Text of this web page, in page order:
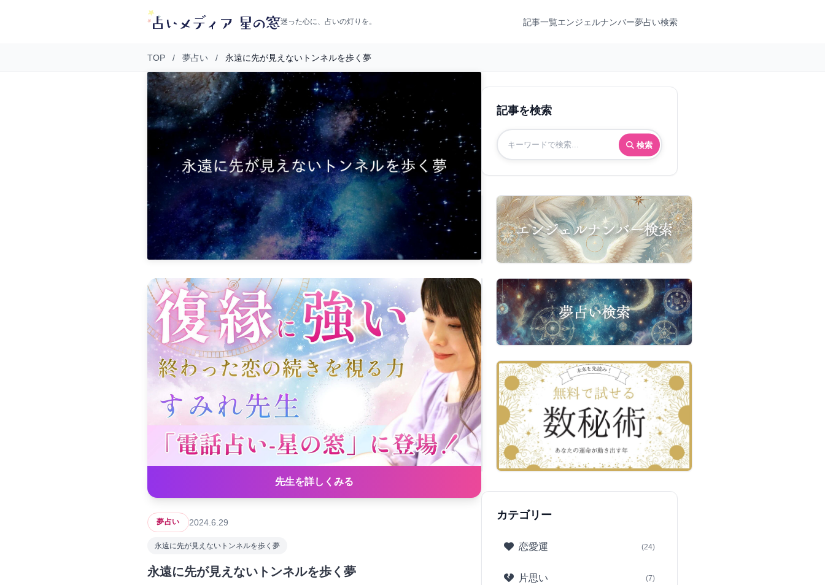
迷った心に、占いの灯りを。 記事一覧エンジェルナンバー夢占い検索
TOP / 夢占い / 永遠に先が見えないトンネルを歩く夢
先生を詳しくみる
夢占い 2024.6.29
永遠に先が見えないトンネルを歩く夢
永遠に先が見えないトンネルを歩く夢
記事を検索
検索
カテゴリー
恋愛運 (24)
片思い (7)